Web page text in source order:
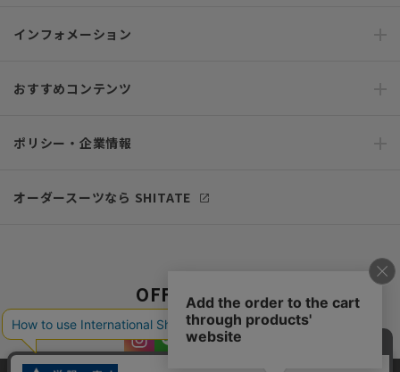
インフォメーション
おすすめコンテンツ
ポリシー・企業情報
オーダースーツなら SHITATE
OFFICIAL SNS